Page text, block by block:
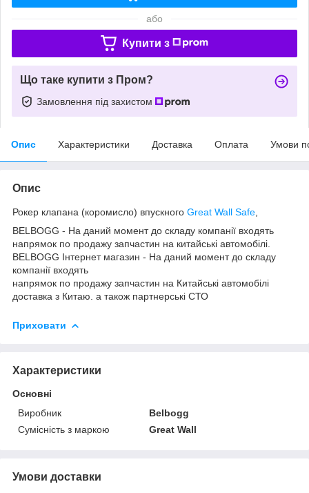
або
Купити з
Що таке купити з Пром?
Замовлення під захистом
Опис Характеристики Доставка Оплата Умови
Опис
Рокер клапана (коромисло) впускного Great Wall Safe
BELBOGG - На даний момент до складу компанії входять
напрямок по продажу запчастин на китайські автомобілі.
BELBOGG Інтернет магазин - На даний момент до складу
компанії входять
напрямок по продажу запчастин на Китайські автомобілі
доставка з Китаю. а також партнерські СТО
Приховати
Характеристики
Основні
Виробник
Belbogg
Сумісність з маркою
Great Wall
Умови доставки